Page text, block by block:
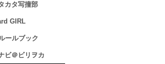
カタ写撞部
GIRL
ールブック
ビ＠ビリヲカ